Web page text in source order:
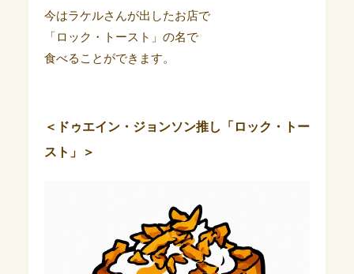
今はラケルさんが出したお店で
「ロック・トースト」の名で
食べることができます。
＜ドゥエイン・ジョンソン推し「ロック・トー
スト」＞